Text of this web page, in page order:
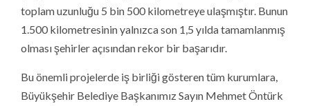
toplam uzunluğu 5 bin 500 kilometreye ulaşmıştır. Bunun
1.500 kilometresinin yalnızca son 1,5 yılda tamamlanmış
olması şehirler açısından rekor bir başarıdır.
Bu önemli projelerde iş birliği gösteren tüm kurumlara,
Büyükşehir Belediye Başkanımız Sayın Mehmet Öntürk